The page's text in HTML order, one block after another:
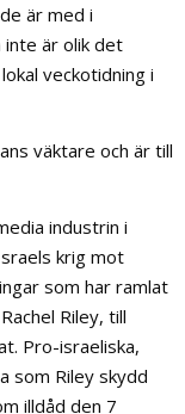
är med i
inte är olik det
veckotidning i
väktare och är till
industrin i
krig mot
som har ramlat
Riley, till
Pro-israeliska,
som Riley skydd
illdåd den 7